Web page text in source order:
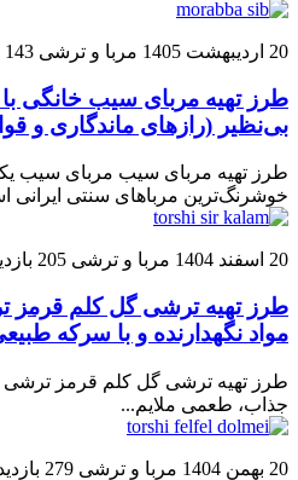
20 اردیبهشت 1405 مربا و ترشی 143 بازدید
طرز تهیه مربای سیب خانگی
بی‌نظیر (رازهای ماندگاری و
طرز تهیه مربای سیب مربای سیب
خوشرنگ‌ترین مرباهای سنتی ایرانی
20 اسفند 1404 مربا و ترشی 205 بازدید
طرز تهیه ترشی گل کلم قرمز
مواد نگهدارنده و با سرکه
طرز تهیه ترشی گل کلم قرمز ترشی
جذاب، طعمی ملایم...
20 بهمن 1404 مربا و ترشی 279 بازدید